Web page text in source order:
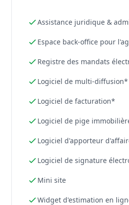
Assistance juridique &
Espace back-office pour
Registre des mandats
Logiciel de multi-diffusion*
Logiciel de facturation*
Logiciel de pige
Logiciel d'apporteur
Logiciel de signature
Mini site
Widget d'estimation en